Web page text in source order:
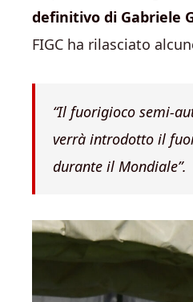
definitivo di Gabriele
FIGC ha rilasciato
“Il fuorigioco semi-
verrà introdotto il
durante il Mondiale”.